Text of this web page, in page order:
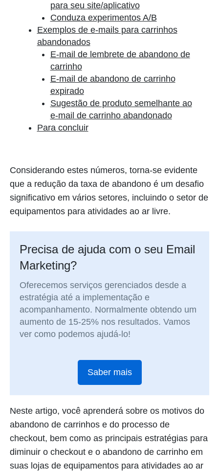
para seu site/aplicativo
Conduza experimentos A/B
Exemplos de e-mails para carrinhos
abandonados
E-mail de lembrete de abandono de
carrinho
E-mail de abandono de carrinho
expirado
Sugestão de produto semelhante ao
e-mail de carrinho abandonado
Para concluir
Considerando estes números, torna-se evidente
que a redução da taxa de abandono é um desafio
significativo em vários setores, incluindo o setor de
equipamentos para atividades ao ar livre.
Precisa de ajuda com o seu Email
Marketing?
Oferecemos serviços gerenciados desde a
estratégia até a implementação e
acompanhamento. Normalmente obtendo um
aumento de 15-25% nos resultados. Vamos
ver como podemos ajudá-lo!
Saber mais
Neste artigo, você aprenderá sobre os motivos do
abandono de carrinhos e do processo de
checkout, bem como as principais estratégias para
diminuir o checkout e o abandono de carrinho em
suas lojas de equipamentos para atividades ao ar